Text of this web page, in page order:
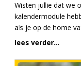
Wisten jullie dat we
kalendermodule
als je op de home
lees verder...